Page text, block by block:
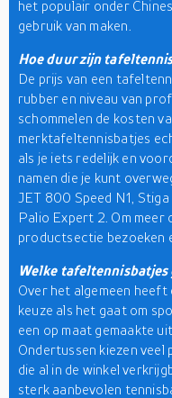
het populair onder
gebruik van maken.
Hoe duur zijn
De prijs van een
rubber en niveau van
schommelen de kosten
merktafeltennisbatjes
als je iets redelijk en
namen die je kunt
JET 800 Speed N1,
Palio Expert 2. Om meer
productsectie bezoeken
Welke
Over het algemeen
keuze als het gaat om
een op maat gemaakte
Ondertussen kiezen
die al in de winkel
sterk aanbevolen